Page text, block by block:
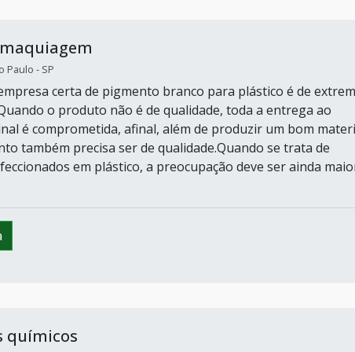
Paulo - SP
certa de pigmento branco para plástico é de
o produto não é de qualidade, toda a entrega ao
é comprometida, afinal, além de produzir um bom
também precisa ser de qualidade.Quando se trata de
em plástico, a preocupação deve ser ainda
químicos